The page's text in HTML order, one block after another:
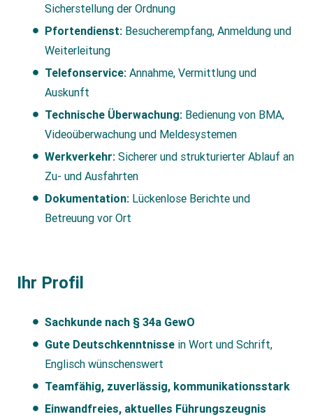
Sicherstellung der Ordnung
Pfortendienst: Besucherempfang, Anmeldung und
Weiterleitung
Telefonservice: Annahme, Vermittlung und
Auskunft
Technische Überwachung: Bedienung von BMA,
Videoüberwachung und Meldesystemen
Werkverkehr: Sicherer und strukturierter Ablauf an
Zu- und Ausfahrten
Dokumentation: Lückenlose Berichte und
Betreuung vor Ort
Ihr Profil
Sachkunde nach § 34a GewO
Gute Deutschkenntnisse in Wort und Schrift,
Englisch wünschenswert
Teamfähig, zuverlässig, kommunikationsstark
Einwandfreies, aktuelles Führungszeugnis